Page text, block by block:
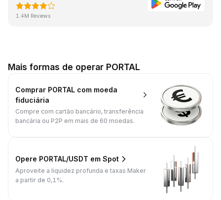
1.4M Reviews
Mais formas de operar PORTAL
Comprar PORTAL com moeda
fiduciária
Compre com cartão bancário, transferência
bancária ou P2P em mais de 60 moedas.
Opere PORTAL/USDT em Spot
Aproveite a liquidez profunda e taxas Maker
a partir de 0,1%.